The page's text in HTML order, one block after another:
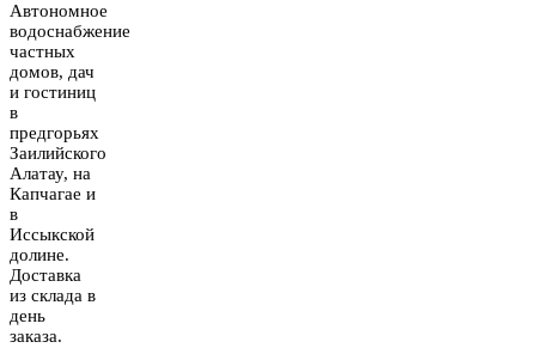
Автономное
водоснабжение
частных
домов, дач
и гостиниц
в
предгорьях
Заилийского
Алатау, на
Капчагае и
в
Иссыкской
долине.
Доставка
из склада в
день
заказа.